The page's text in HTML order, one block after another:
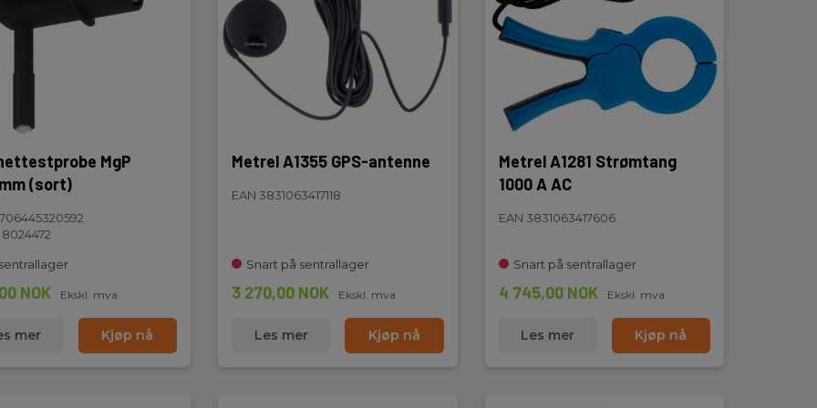
ved hele 1MHz, som er helt
av µs varighet med.
A1502 -
PC programvare
lader/forsyning og 6 stk. NiMH
MgP
(sort)
8024472
NOK Ekskl. mva
mer Kjøp nå
Metrel A1355 GPS-antenne
EAN 3831063417118
Snart på sentrallager
3 270,00 NOK Ekskl. mva
Les mer Kjøp nå
Metrel A1281 Strømtang
1000 A AC
EAN 3831063417606
Snart på sentrallager
4 745,00 NOK Ekskl. mva
Les mer Kjøp nå